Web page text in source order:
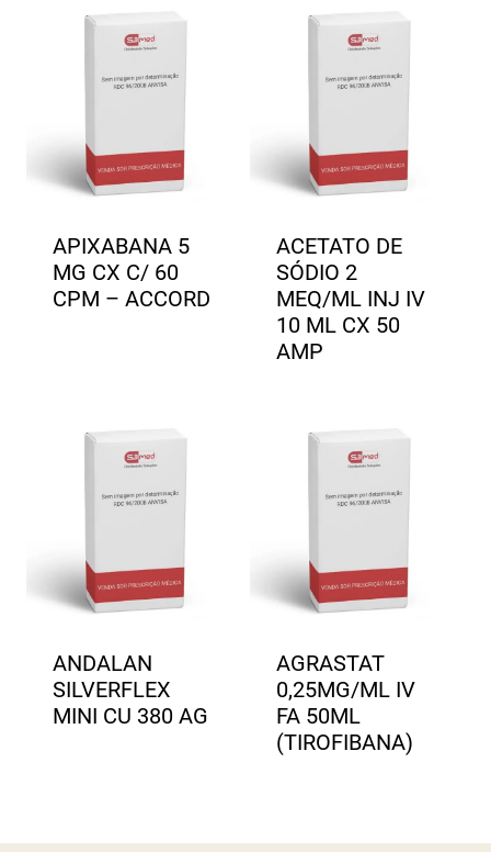
APIXABANA 5
MG CX C/ 60
CPM – ACCORD
ACETATO DE
SÓDIO 2
MEQ/ML INJ IV
10 ML CX 50
AMP
ANDALAN
SILVERFLEX
MINI CU 380 AG
AGRASTAT
0,25MG/ML IV
FA 50ML
(TIROFIBANA)